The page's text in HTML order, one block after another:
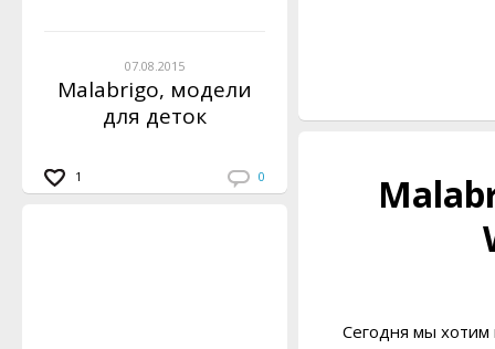
07.08.2015
Malabrigo, модели
для деток
1 0
Сегодня мы хотим